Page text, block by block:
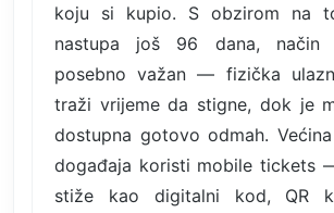
koju si kupio. S obzirom na
nastupa još 96 dana, način
posebno važan — fizička
traži vrijeme da stigne, dok je
dostupna gotovo odmah.
događaja koristi mobile tickets
stiže kao digitalni kod, QR